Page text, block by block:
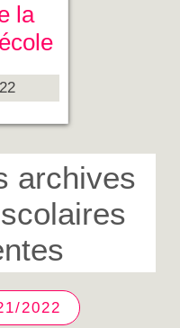
la
archives
2022